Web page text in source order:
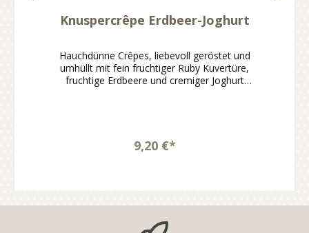
Knuspercrêpe Erdbeer-Joghurt
Hauchdünne Crêpes, liebevoll geröstet und
umhüllt mit fein fruchtiger Ruby Kuvertüre,
fruchtige Erdbeere und cremiger Joghurt
leicht im CharakterHandgemacht und sofort
genussbereitIdeal zum Naschen, Teilen oder
Ruby Kuvertüre nach hauseigener Rezeptur.
Joghurt sorgt für einen leichten, charmanten
9,20 €*